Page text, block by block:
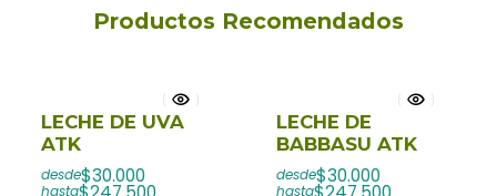
Productos Recomendados
LECHE DE UVA
ATK
desde$30.000
hasta
LECHE DE
BABBASU ATK
desde$30.000
hasta